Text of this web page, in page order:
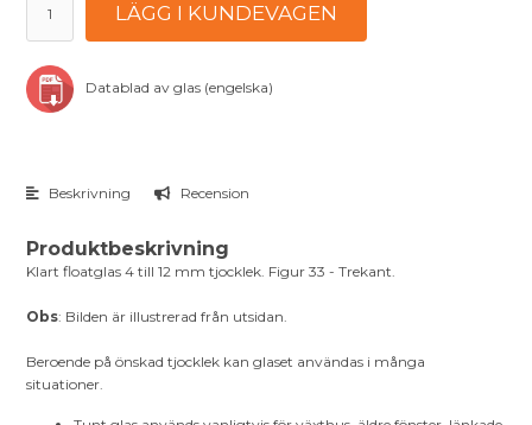
LÄGG I KUNDEVAGEN
Datablad av glas (engelska)
Beskrivning Recension
Produktbeskrivning
Klart floatglas 4 till 12 mm tjocklek. Figur 33 - Trekant.
Obs: Bilden är illustrerad från utsidan.
Beroende på önskad tjocklek kan glaset användas i många
situationer.